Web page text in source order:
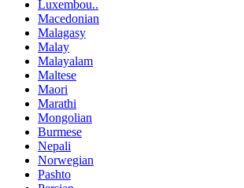
Luxembou..
Macedonian
Malagasy
Malay
Malayalam
Maltese
Maori
Marathi
Mongolian
Burmese
Nepali
Norwegian
Pashto